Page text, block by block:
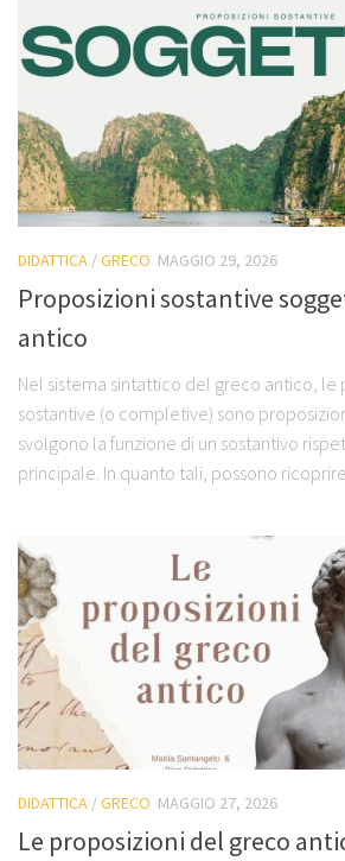
DIDATTICA /GRECO MAGGIO 29, 2026
Proposizioni sostantive
antico
Nel sistema sintattico del greco antico, le
sostantive (o completive) sono
svolgono la funzione di un sostantivo
principale. In quanto tali, possono ricoprire
DIDATTICA /GRECO MAGGIO 27, 2026
Le proposizioni del greco